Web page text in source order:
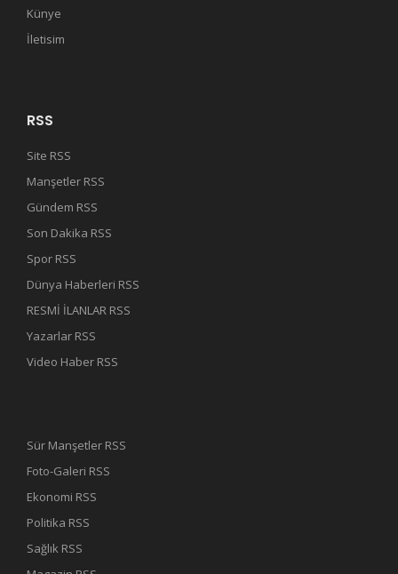
Künye
İletisim
RSS
Site RSS
Manşetler RSS
Gündem RSS
Son Dakika RSS
Spor RSS
Dünya Haberleri RSS
RESMİ İLANLAR RSS
Yazarlar RSS
Video Haber RSS
Sür Manşetler RSS
Foto-Galeri RSS
Ekonomi RSS
Politika RSS
Sağlık RSS